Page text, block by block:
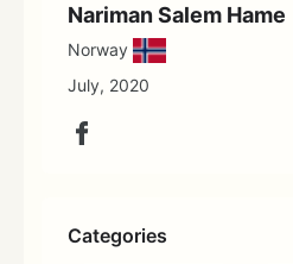
Nariman Salem Hame
Norway
July, 2020
Categories